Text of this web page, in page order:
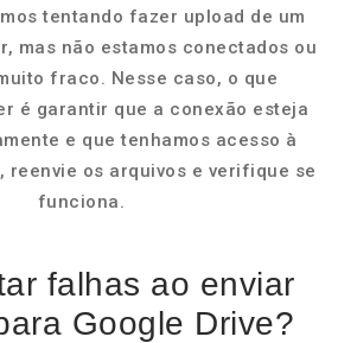
tentando fazer upload de um
mas não estamos conectados ou
fraco. Nesse caso, o que
é garantir que a conexão esteja
e que tenhamos acesso à
reenvie os arquivos e verifique se
funciona.
falhas ao enviar
Google Drive?